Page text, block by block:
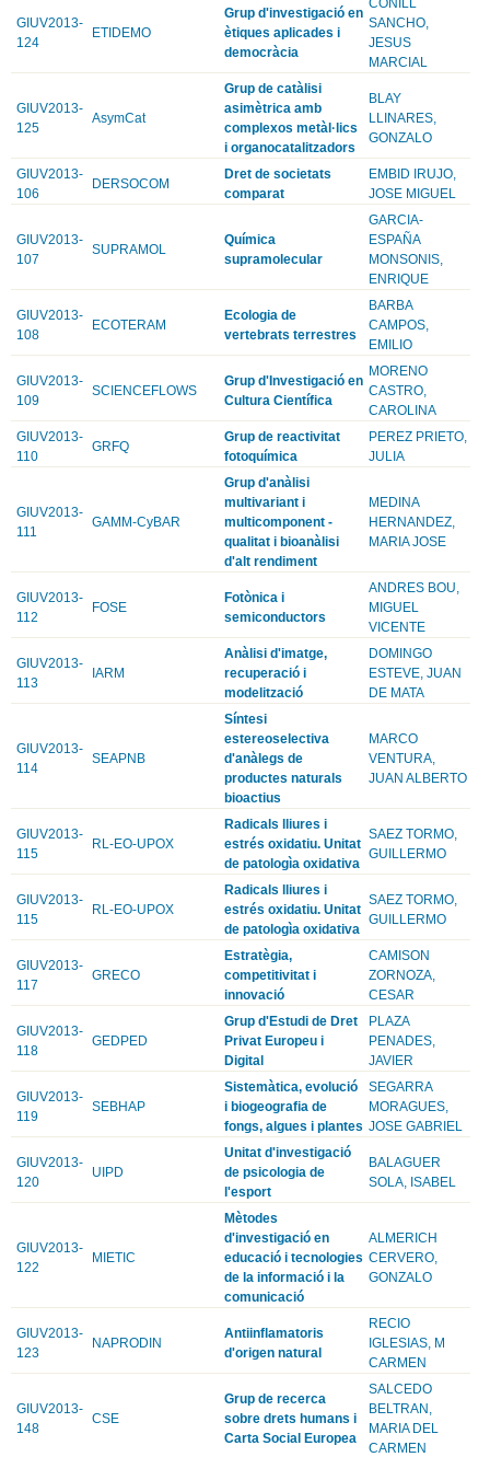
GIUV2013-
124
ETIDEMO
Grup d'investigació en
ètiques aplicades i
democràcia
SANCHO,
JESUS
MARCIAL
GIUV2013-
125
AsymCat
Grup de catàlisi
asimètrica amb
complexos metàl·lics
i organocatalitzadors
BLAY
LLINARES,
GONZALO
GIUV2013-
106
DERSOCOM
Dret de societats
comparat
EMBID IRUJO,
JOSE MIGUEL
GIUV2013-
107
SUPRAMOL
Química
supramolecular
GARCIA-
ESPAÑA
MONSONIS,
ENRIQUE
GIUV2013-
108
ECOTERAM
Ecologia de
vertebrats terrestres
BARBA
CAMPOS,
EMILIO
GIUV2013-
109
SCIENCEFLOWS
Grup d'Investigació en
Cultura Científica
MORENO
CASTRO,
CAROLINA
GIUV2013-
110
GRFQ
Grup de reactivitat
fotoquímica
PEREZ PRIETO,
JULIA
GIUV2013-
111
GAMM-CyBAR
Grup d'anàlisi
multivariant i
multicomponent -
qualitat i bioanàlisi
d'alt rendiment
MEDINA
HERNANDEZ,
MARIA JOSE
GIUV2013-
112
FOSE
Fotònica i
semiconductors
ANDRES BOU,
MIGUEL
VICENTE
GIUV2013-
113
IARM
Anàlisi d'imatge,
recuperació i
modelització
DOMINGO
ESTEVE, JUAN
DE MATA
GIUV2013-
114
SEAPNB
Síntesi
estereoselectiva
d'anàlegs de
productes naturals
bioactius
MARCO
VENTURA,
JUAN ALBERTO
GIUV2013-
115
RL-EO-UPOX
Radicals lliures i
estrés oxidatiu. Unitat
de patologìa oxidativa
SAEZ TORMO,
GUILLERMO
GIUV2013-
115
RL-EO-UPOX
Radicals lliures i
estrés oxidatiu. Unitat
de patologìa oxidativa
SAEZ TORMO,
GUILLERMO
GIUV2013-
117
GRECO
Estratègia,
competitivitat i
innovació
CAMISON
ZORNOZA,
CESAR
GIUV2013-
118
GEDPED
Grup d'Estudi de Dret
Privat Europeu i
Digital
PLAZA
PENADES,
JAVIER
GIUV2013-
119
SEBHAP
Sistemàtica, evolució
i biogeografia de
fongs, algues i plantes
SEGARRA
MORAGUES,
JOSE GABRIEL
GIUV2013-
120
UIPD
Unitat d'investigació
de psicologia de
l'esport
BALAGUER
SOLA, ISABEL
GIUV2013-
122
MIETIC
Mètodes
d'investigació en
educació i tecnologies
de la informació i la
comunicació
ALMERICH
CERVERO,
GONZALO
GIUV2013-
123
NAPRODIN
Antiinflamatoris
d'origen natural
RECIO
IGLESIAS, M
CARMEN
GIUV2013-
148
CSE
Grup de recerca
sobre drets humans i
Carta Social Europea
SALCEDO
BELTRAN,
MARIA DEL
CARMEN